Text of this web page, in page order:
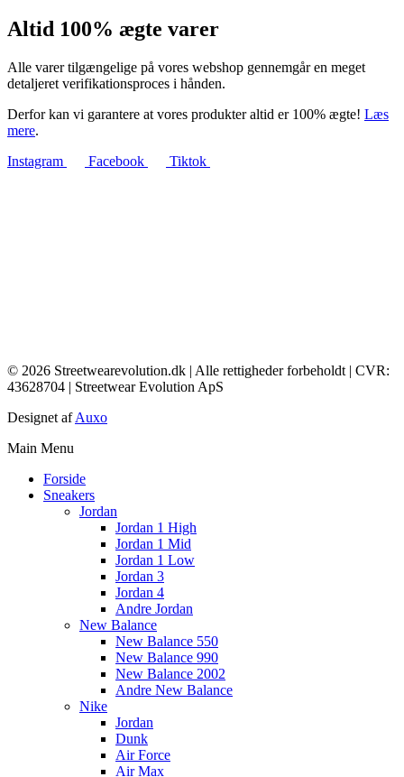
Altid 100% ægte varer
Alle varer tilgængelige på vores webshop gennemgår en meget
detaljeret verifikationsproces i hånden.
Derfor kan vi garantere at vores produkter altid er 100% ægte! Læs
mere.
Instagram
Facebook Tiktok
© 2026 Streetwearevolution.dk | Alle rettigheder forbeholdt | CVR:
43628704 | Streetwear Evolution ApS
Designet afAuxo
Main Menu
Forside
Sneakers
Jordan
Jordan 1 High
Jordan 1 Mid
Jordan 1 Low
Jordan 3
Jordan 4
Andre Jordan
New Balance
New Balance 550
New Balance 990
New Balance 2002
Andre New Balance
Nike
Jordan
Dunk
Air Force
Air Max